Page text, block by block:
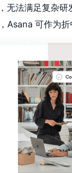
法满足复杂研
Asana 可作为折